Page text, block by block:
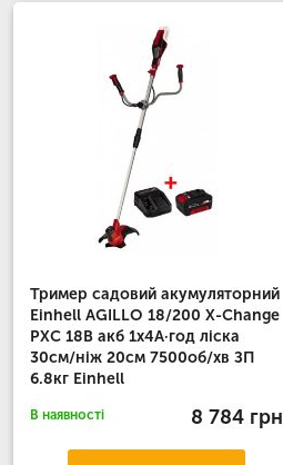
Тример садовий акумуляторний
Einhell AGILLO 18/200 X-Change
PXC 18В акб 1х4А·год ліска
30см/ніж 20см 7500об/хв ЗП
6.8кг Einhell
В наявності 8 784 грн